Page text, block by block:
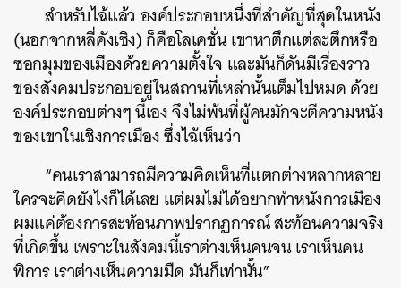
สำหรับไฉ้แล้ว องค์ประกอบหนึ่งที่สำคัญที่สุดในหนัง
(นอกจากหลี่คังเซิง) ก็คือโลเคชั่น เขาหาตึกแต่ละตึกหรือ
ซอกมุมของเมืองด้วยความตั้งใจ และมันก็ดันมีเรื่องราว
ของสังคมประกอบอยู่ในสถานที่เหล่านั้นเต็มไปหมด ด้วย
องค์ประกอบต่างๆ นี้เอง จึงไม่พ้นที่ผู้คนมักจะตีความหนัง
ของเขาในเชิงการเมือง ซึ่งไฉ้เห็นว่า
“คนเราสามารถมีความคิดเห็นที่แตกต่างหลากหลาย
ใครจะคิดยังไงก็ได้เลย แต่ผมไม่ได้อยากทำหนังการเมือง
ผมแค่ต้องการสะท้อนภาพปรากฏการณ์ สะท้อนความจริง
ที่เกิดขึ้น เพราะในสังคมนี้เราต่างเห็นคนจน เราเห็นคน
พิการ เราต่างเห็นความมืด มันก็เท่านั้น”